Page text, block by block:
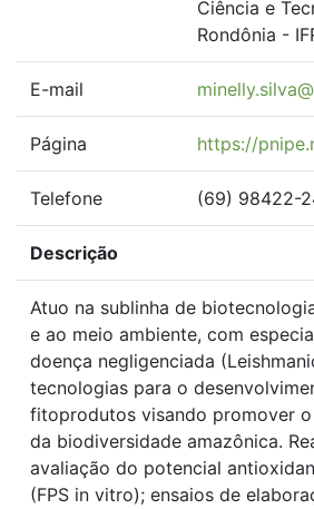
Ciência e
Rondônia -
E-mail
Página https://
Telefone (69) 98422-
Descrição
Atuo na sublinha de
e ao meio ambiente, com
doença negligenciada
tecnologias para o
fitoprodutos visando promover
da biodiversidade amazônica.
avaliação do potencial
(FPS in vitro); ensaios de